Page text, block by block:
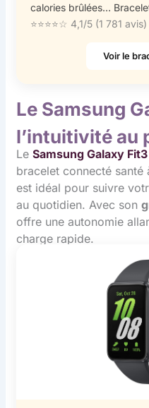
calories brûlées…
⭐⭐⭐⭐☆ 4,1/5 (1 781 avis)
Voir le
Le Samsung
l’intuitivité au
LeSamsung Galaxy Fit3
bracelet connecté
est idéal pour suivre
au quotidien. Avec son
offre une autonomie
charge rapide.